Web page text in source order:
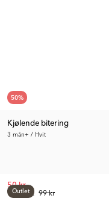
50%
Kjølende bitering
3 mån+ / Hvit
Tid. Pris: 99 kr
50 kr
Outlet